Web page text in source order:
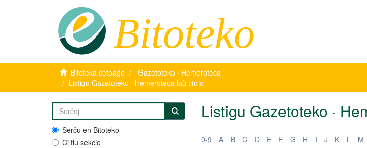
Bitoteko
Bitoteka ĉefpaĝo
Gazetoteko · Hemeroteca
Listigu Gazetoteko · Hemeroteca laŭ titolo
Serĉu en Bitoteko
Ĉi tiu sekcio
Listigu Gazetoteko ·
0-9 A B C D E F G H I J K L M